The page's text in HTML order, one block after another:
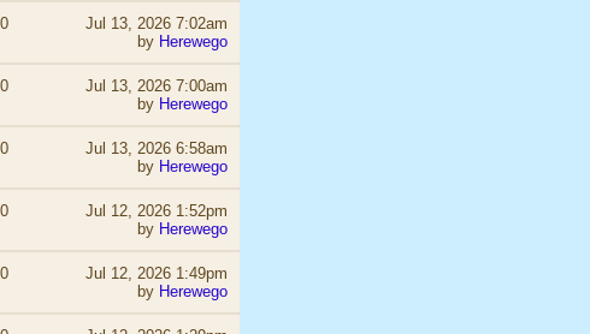
0
Jul 13, 2026 7:02am
by Herewego
0
Jul 13, 2026 7:00am
by Herewego
0
Jul 13, 2026 6:58am
by Herewego
0
Jul 12, 2026 1:52pm
by Herewego
0
Jul 12, 2026 1:49pm
by Herewego